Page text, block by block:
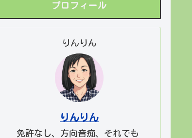
プロフィール
りんりん
りんりん
免許なし、方向音痴、それでも